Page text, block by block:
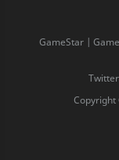
GameStar |
Twitter
Copyright